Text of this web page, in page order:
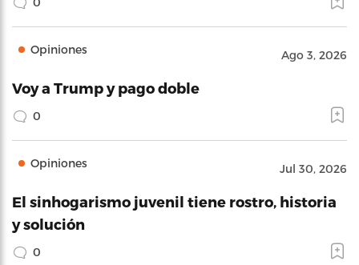
Opiniones Ago 3, 2026
Voy a Trump y pago doble
0
Opiniones Jul 30, 2026
El sinhogarismo juvenil tiene rostro, historia
y solución
0